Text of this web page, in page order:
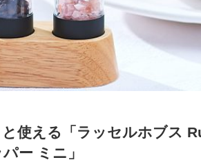
使える「ラッセルホブス
ー ミニ」